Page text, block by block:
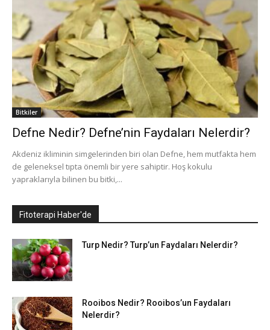
Bitkiler
Defne Nedir? Defne’nin Faydaları Nelerdir?
Akdeniz ikliminin simgelerinden biri olan Defne, hem mutfakta hem
de geleneksel tıpta önemli bir yere sahiptir. Hoş kokulu
yapraklarıyla bilinen bu bitki,...
Fitoterapi Haber'de
Turp Nedir? Turp’un Faydaları Nelerdir?
Rooibos Nedir? Rooibos’un Faydaları
Nelerdir?